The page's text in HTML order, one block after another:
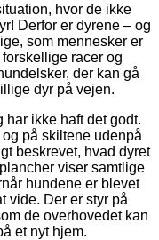
hvor de ikke
Derfor er dyrene – og
som mennesker er
racer og
der kan gå
dyr på vejen.
har ikke haft det godt.
på skiltene udenpå
beskrevet, hvad dyret
viser samtlige
hundene er blevet
vide. Der er styr på
de overhovedet kan
et nyt hjem.